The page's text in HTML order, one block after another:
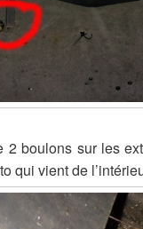
2 boulons sur les
qui vient de